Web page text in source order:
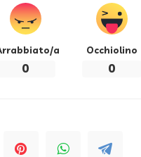
a
0
Occhiolino
0